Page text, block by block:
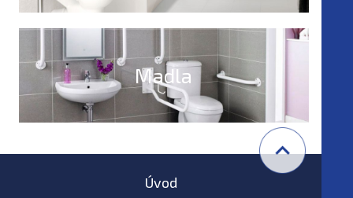
postižené
Madla
Úvod